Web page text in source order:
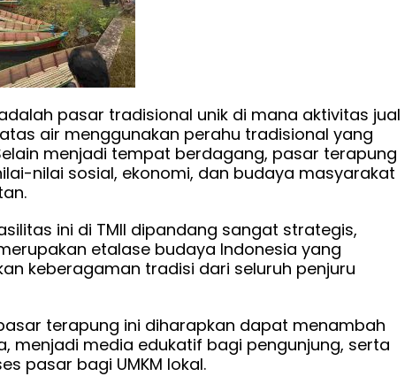
pasar tradisional unik di mana aktivitas jual
air menggunakan perahu tradisional yang
menjadi tempat berdagang, pasar terapung
nilai sosial, ekonomi, dan budaya masyarakat
ini di TMII dipandang sangat strategis,
etalase budaya Indonesia yang
keberagaman tradisi dari seluruh penjuru
terapung ini diharapkan dapat menambah
menjadi media edukatif bagi pengunjung, serta
pasar bagi UMKM lokal.